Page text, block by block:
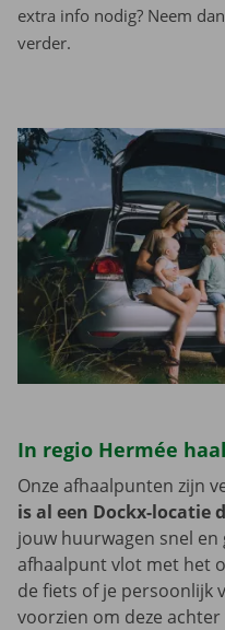
extra info nodig? Neem dan
verder.
In regio Hermée
Onze afhaalpunten zijn
is al een Dockx-locatie
jouw huurwagen snel en
afhaalpunt vlot met het
de fiets of je persoonlijk
voorzien om deze